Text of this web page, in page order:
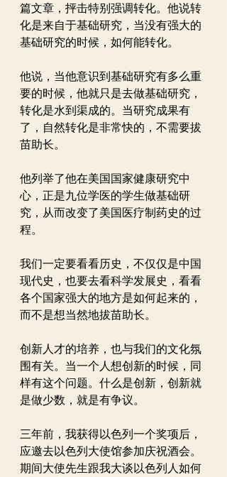
篇文章，抨击特别强调转化。他说转
化是来自于基础研究，当没有强大的
基础研究的时候，如何能转化。
他说，当他意识到基础研究有多么重
要的时候，他就只是去做基础研究，
转化是水到渠成的。当研究成果有
了，自然转化是非常快的，不需要拔
苗助长。
他列举了他在美国国家健康研究中
心，正是九位学医的学生做基础研
究，从而改变了美国医疗制药史的过
程。
我们一定要看看历史，不仅仅是中国
现代史，也要去看科学发展史，看看
各个国家强大的地方是如何起来的，
而不是想当然地拔苗助长。
创新人才的培养，也与我们的文化氛
围有关。当一个人想创新的时候，同
样有这个问题。什么是创新，创新就
是做少数，就是有争议。
三年前，我获得以色列一个奖项后，
应邀去以色列大使馆参加庆祝酒会。
期间大使先生跟我大谈以色列人如何